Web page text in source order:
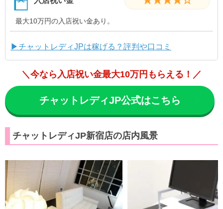
最大10万円の入店祝い金あり。
▶チャットレディJPは稼げる？評判や口コミ
＼今なら入店祝い金最大10万円もらえる！／
チャットレディJP公式はこちら
チャットレディJP新宿店の店内風景